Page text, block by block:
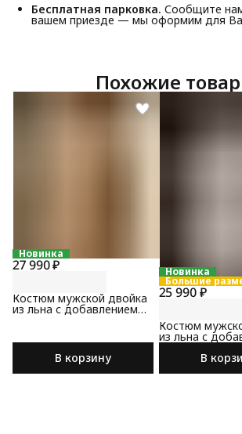
Бесплатная парковка. Сообщите
вашем приезде — мы оформим для
Похожие
Новинка
27 990 ₽
Костюм мужской двойка
из льна с добавлением
хлопка бежевого цвета
В корзину
Новинка
Большие
25 990 ₽
Костюм
из льна с
В